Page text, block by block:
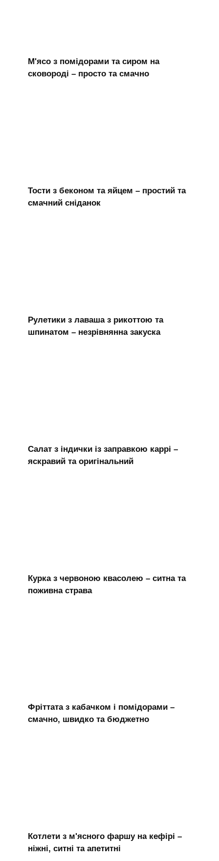
М'ясо з помідорами та сиром на
сковороді – просто та смачно
Тости з беконом та яйцем – простий та
смачний сніданок
Рулетики з лаваша з рикоттою та
шпинатом – незрівнянна закуска
Салат з індички із заправкою каррі –
яскравий та оригінальний
Курка з червоною квасолею – ситна та
поживна страва
Фріттата з кабачком і помідорами –
смачно, швидко та бюджетно
Котлети з м'ясного фаршу на кефірі –
ніжні, ситні та апетитні